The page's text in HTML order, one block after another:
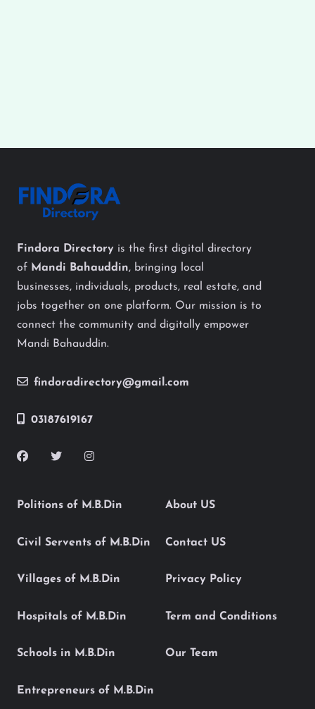
Findora Directory is the first digital directory
of Mandi Bahauddin, bringing local
businesses, individuals, products, real estate, and
jobs together on one platform. Our mission is to
connect the community and digitally empower
Mandi Bahauddin.
findoradirectory@gmail.com
03187619167
Politions of M.B.Din
Civil Servents of M.B.Din
Villages of M.B.Din
Hospitals of M.B.Din
Schools in M.B.Din
Entrepreneurs of M.B.Din
About US
Contact US
Privacy Policy
Term and Conditions
Our Team